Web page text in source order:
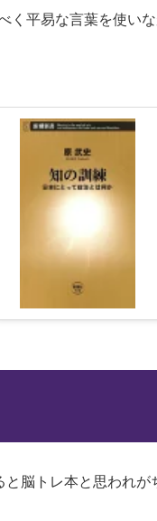
平易な言葉を使い
脳トレ本と思われ